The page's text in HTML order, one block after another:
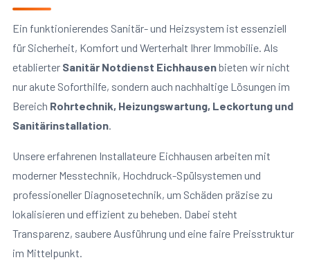
Ein funktionierendes Sanitär- und Heizsystem ist essenziell
für Sicherheit, Komfort und Werterhalt Ihrer Immobilie. Als
etablierter Sanitär Notdienst Eichhausenbieten wir nicht
nur akute Soforthilfe, sondern auch nachhaltige Lösungen im
Bereich Rohrtechnik, Heizungswartung, Leckortung und
Sanitärinstallation.
Unsere erfahrenen Installateure Eichhausen arbeiten mit
moderner Messtechnik, Hochdruck-Spülsystemen und
professioneller Diagnosetechnik, um Schäden präzise zu
lokalisieren und effizient zu beheben. Dabei steht
Transparenz, saubere Ausführung und eine faire Preisstruktur
im Mittelpunkt.